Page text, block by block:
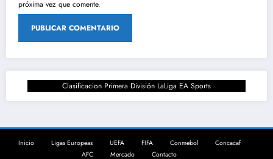
próxima vez que comente.
Clasificacion Primera División LaLiga EA Sports
Inicio Ligas Europeas UEFA FIFA Conmebol
Concacaf
AFC
Mercado Contacto